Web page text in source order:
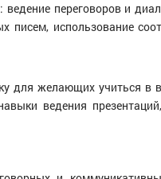
переговоров и
писем, использование
для желающих учиться в
ведения